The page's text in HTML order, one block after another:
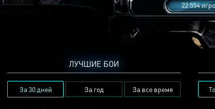
22 554
ЛУЧШИЕ БОИ
За 30 дней За год За все время